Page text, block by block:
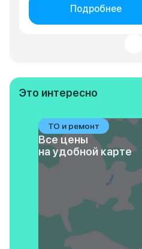
Подробнее
Это интересно
ТО и ремонт
Все цены
на удобной карте